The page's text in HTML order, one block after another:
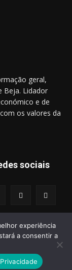
geral,
Beja. Lidador
e de
os valores da
sociais
Publicidade
experiência
a consentir a